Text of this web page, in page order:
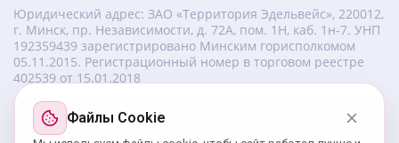
Юридический адрес: ЗАО «Территория Эдельвейс», 220012,
г. Минск, пр. Независимости, д. 72А, пом. 1Н, каб. 1н-7. УНП
‎192359439 зарегистрировано Минским горисполкомом
05.11.2015. Регистрационный номер в торговом реестре
402539 от 15.01.2018
Изготовитель beurer: Бойрер Гмбх, Софлингер штрассе 218,
89077-УЛМ, Германия.
Файлы Cookie